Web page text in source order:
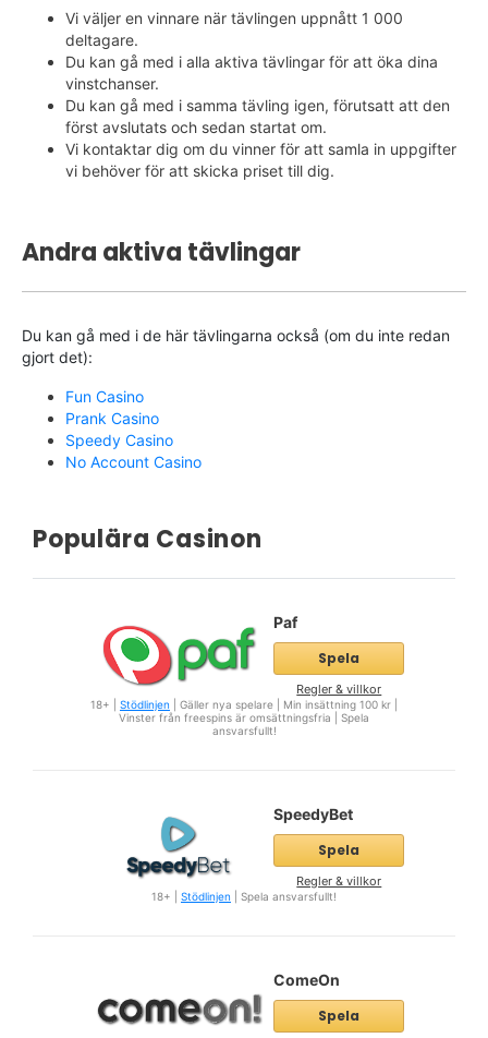
Vi väljer en vinnare när tävlingen uppnått 1 000
deltagare.
Du kan gå med i alla aktiva tävlingar för att öka dina
vinstchanser.
Du kan gå med i samma tävling igen, förutsatt att den
först avslutats och sedan startat om.
Vi kontaktar dig om du vinner för att samla in uppgifter
vi behöver för att skicka priset till dig.
Andra aktiva tävlingar
Du kan gå med i de här tävlingarna också (om du inte redan
gjort det):
Fun Casino
Prank Casino
Speedy Casino
No Account Casino
Populära Casinon
Paf
Spela
Regler & villkor
18+ | Stödlinjen | Gäller nya spelare | Min insättning 100 kr |
Vinster från freespins är omsättningsfria | Spela
ansvarsfullt!
SpeedyBet
Spela
Regler & villkor
18+ | Stödlinjen | Spela ansvarsfullt!
ComeOn
Spela